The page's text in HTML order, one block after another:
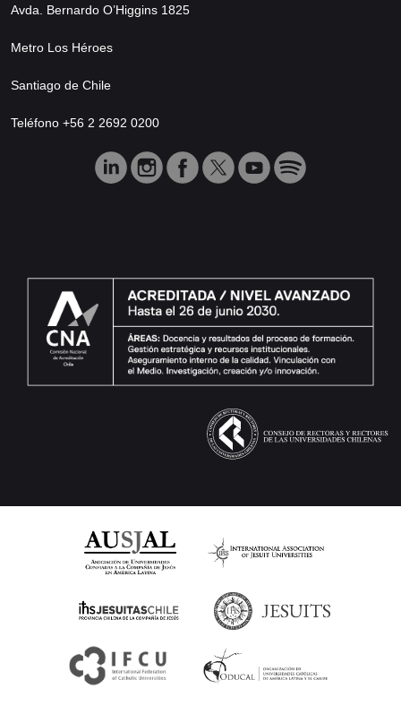
Avda. Bernardo O’Higgins 1825
Metro Los Héroes
Santiago de Chile
Teléfono +56 2 2692 0200